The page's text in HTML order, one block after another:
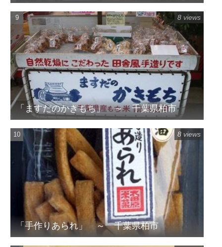
「ますだのかきもち」 ～ 千葉県柏市
8 views
「手作りあられ」 ～ 千葉県柏市
8 views